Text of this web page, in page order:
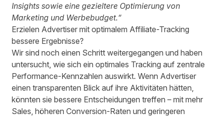
Insights sowie eine gezieltere Optimierung von
Marketing und Werbebudget.“
Erzielen Advertiser mit optimalem Affiliate-Tracking
bessere Ergebnisse?
Wir sind noch einen Schritt weitergegangen und haben
untersucht, wie sich ein optimales Tracking auf zentrale
Performance-Kennzahlen auswirkt. Wenn Advertiser
einen transparenten Blick auf ihre Aktivitäten hätten,
könnten sie bessere Entscheidungen treffen – mit mehr
Sales, höheren Conversion-Raten und geringeren